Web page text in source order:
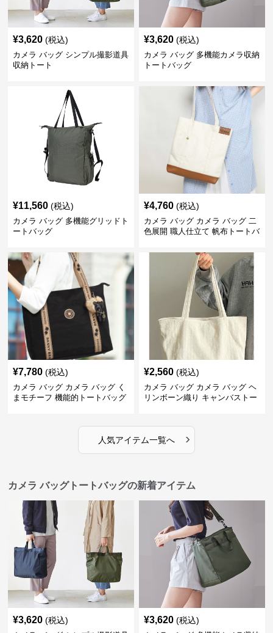
¥3,620 (税込)
カメラ バッグ シンプル撮影道具
収納トート
¥3,620 (税込)
カメラ バッグ 多機能カメラ収納
トートバッグ
¥11,560 (税込)
カメラ バッグ 多機能グリッドト
ートバッグ
¥4,760 (税込)
カメラ バッグ カメラ バッグ 二
色展開 職人仕立て 帆布トートバ
¥7,780 (税込)
カメラ バッグ カメラ バッグ く
まモチーフ 機能的トートバッグ
¥2,560 (税込)
カメラ バッグ カメラ バッグ ヘ
リンボーン織り キャンバストー
人気アイテム一覧へ ›
カメラ バッグトートバッグの新着アイテム
¥3,620 (税込) ¥3,620 (税込)